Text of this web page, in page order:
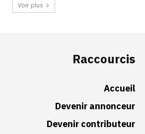
Voir plus
Raccourcis
Accueil
Devenir annonceur
Devenir contributeur